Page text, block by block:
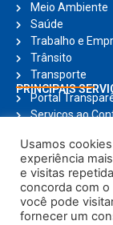
Meio Ambiente
Saúde
Trabalho e
Trânsito
Transporte
PRINCIPAIS
Portal
Serviços ao
Ouvidoria
Holerite Online
Compras Online
Notícias
Usamos
experiência
e visitas
concorda com o
você pode
fornecer um